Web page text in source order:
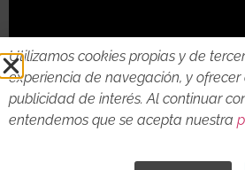
2018 - 2026 © AYTO DE CABRA AVISO LEGAL
Utilizamos cookies propias y de
experiencia de navegación, y ofrecer
publicidad de interés. Al continuar
entendemos que se acepta nuestra